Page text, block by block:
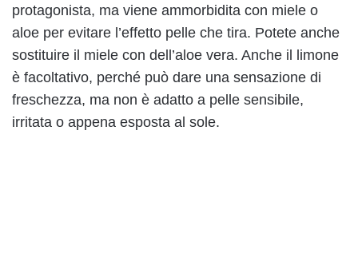
protagonista, ma viene ammorbidita con miele o
aloe per evitare l’effetto pelle che tira. Potete anche
sostituire il miele con dell’aloe vera. Anche il limone
è facoltativo, perché può dare una sensazione di
freschezza, ma non è adatto a pelle sensibile,
irritata o appena esposta al sole.